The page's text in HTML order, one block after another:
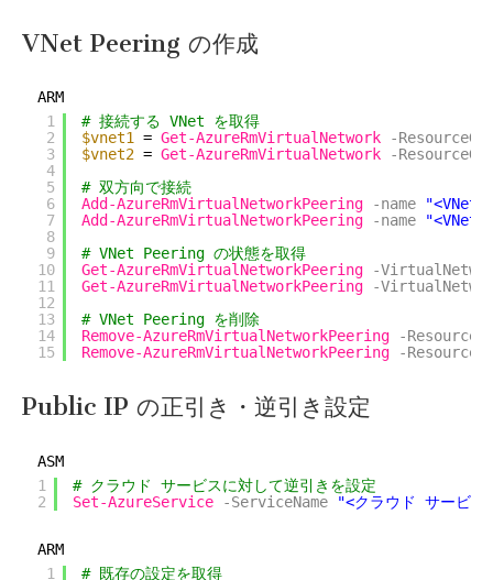
VNet Peering の作成
ARM
1
2
3
4
5
6
7
8
9
10
11
12
13
14
15
# 接続する VNet を取得
$vnet1
= Get-AzureRmVirtualNetwork
-
$vnet2 = Get-AzureRmVirtualNetwork
-
# 双方向で接続
Add-AzureRmVirtualNetworkPeering
-name
"<VNet
Add-AzureRmVirtualNetworkPeering
-name
"<VNet
# VNet Peering の状態を取得
Get-AzureRmVirtualNetworkPeering
-
Get-AzureRmVirtualNetworkPeering
-
# VNet Peering を削除
Remove-AzureRmVirtualNetworkPeering
-
Remove-AzureRmVirtualNetworkPeering
-
Public IP の正引き・逆引き設定
ASM
1
2
# クラウド サービスに対して逆引きを設定
Set-AzureService
-ServiceName "<クラウド サービス
ARM
1
# 既存の設定を取得